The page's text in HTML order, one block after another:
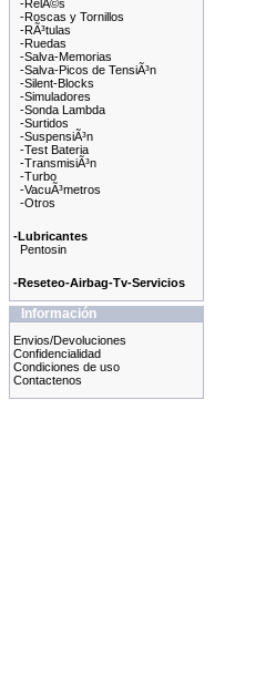
-RelÃ©s
-Roscas y Tornillos
-RÃ³tulas
-Ruedas
-Salva-Memorias
-Salva-Picos de TensiÃ³n
-Silent-Blocks
-Simuladores
-Sonda Lambda
-Surtidos
-SuspensiÃ³n
-Test Bateria
-TransmisiÃ³n
-Turbo
-VacuÃ³metros
-Otros
-Lubricantes
Pentosin
-Reseteo-Airbag-Tv-Servicios
Información
Envios/Devoluciones
Confidencialidad
Condiciones de uso
Contactenos